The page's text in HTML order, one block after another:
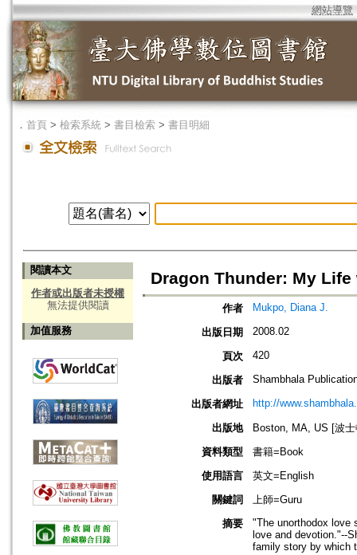
網站導覽
． 首頁 > 檢索系統 > 書目檢索 > 書目明細
閱讀本文
作者或出版者未授權
無法提供閱讀
加值服務
Dragon Thunder: My
作者 Mukpo, Diana J.
出版日期 2008.02
頁次 420
出版者 Shambhala
出版者網址 http://
出版地
Boston, MA, US [波
資料類型
書籍=Book
使用語言
英文=English
關鍵詞
上師=Guru
摘要
"The unorthodox love
love and devotion."--
family story by which